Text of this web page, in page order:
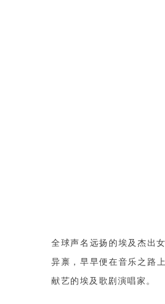
全球声名远扬的埃及杰出
异禀，早早便在音乐之路
献艺的埃及歌剧演唱家。